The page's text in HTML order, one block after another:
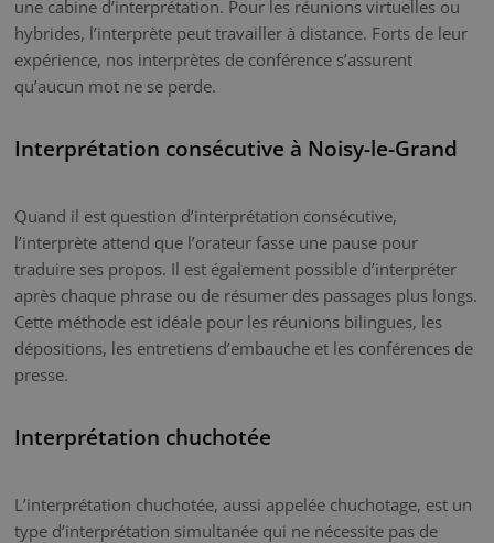
une cabine d’interprétation. Pour les réunions virtuelles ou
hybrides, l’interprète peut travailler à distance. Forts de leur
expérience, nos interprètes de conférence s’assurent
qu’aucun mot ne se perde.
Interprétation consécutive à Noisy-le-Grand
Quand il est question d’interprétation consécutive,
l’interprète attend que l’orateur fasse une pause pour
traduire ses propos. Il est également possible d’interpréter
après chaque phrase ou de résumer des passages plus longs.
Cette méthode est idéale pour les réunions bilingues, les
dépositions, les entretiens d’embauche et les conférences de
presse.
Interprétation chuchotée
L’interprétation chuchotée, aussi appelée chuchotage, est un
type d’interprétation simultanée qui ne nécessite pas de